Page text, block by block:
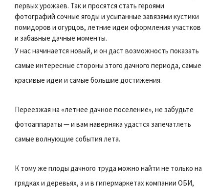
первых урожаев. Так и просятся стать героями
фотографий сочные ягоды и усыпанные завязями кустики
помидоров и огурцов, летние идеи оформления участков
и забавные дачные моменты.
У нас начинается новый, и он даст возможность показать
самые интересные стороны этого дачного периода, самые
красивые идеи и самые большие достижения.
Переезжая на «летнее дачное поселение», не забудьте
фотоаппараты — и вам наверняка удастся запечатлеть
самые волнующие события лета.
К тому же плоды дачного труда можно найти не только на
грядках и деревьях, а и в гипермаркетах компании ОБИ,